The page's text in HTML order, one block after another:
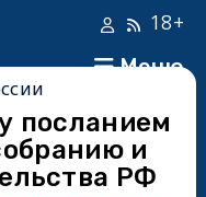
Меню
18+
посланием
и
РФ